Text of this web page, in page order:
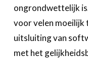
ongrondwettelijk
voor velen moeilijk
uitsluiting van
met het